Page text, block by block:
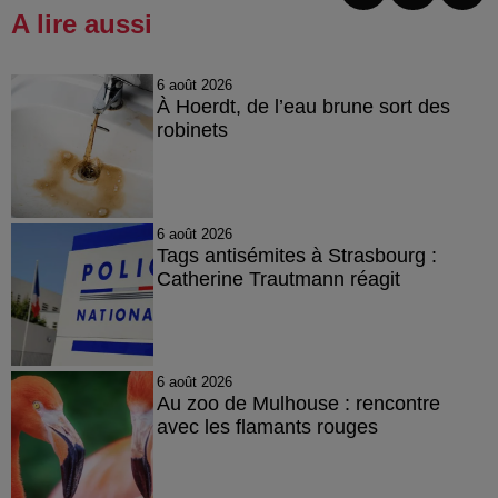
A lire aussi
6 août 2026
À Hoerdt, de l’eau brune sort des
robinets
6 août 2026
Tags antisémites à Strasbourg :
Catherine Trautmann réagit
6 août 2026
Au zoo de Mulhouse : rencontre
avec les flamants rouges